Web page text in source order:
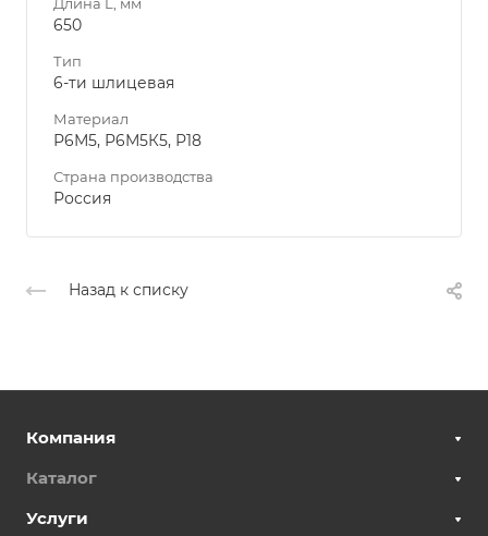
650
Тип
6-ти шлицевая
Материал
Р6М5, Р6М5К5, Р18
Страна производства
Россия
Назад к списку
Компания
Каталог
Услуги